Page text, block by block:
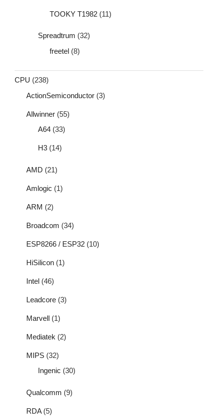
TOOKY T1982 (11)
Spreadtrum (32)
freetel (8)
CPU (238)
ActionSemiconductor (3)
Allwinner (55)
A64 (33)
H3 (14)
AMD (21)
Amlogic (1)
ARM (2)
Broadcom (34)
ESP8266 / ESP32 (10)
HiSilicon (1)
Intel (46)
Leadcore (3)
Marvell (1)
Mediatek (2)
MIPS (32)
Ingenic (30)
Qualcomm (9)
RDA(5)